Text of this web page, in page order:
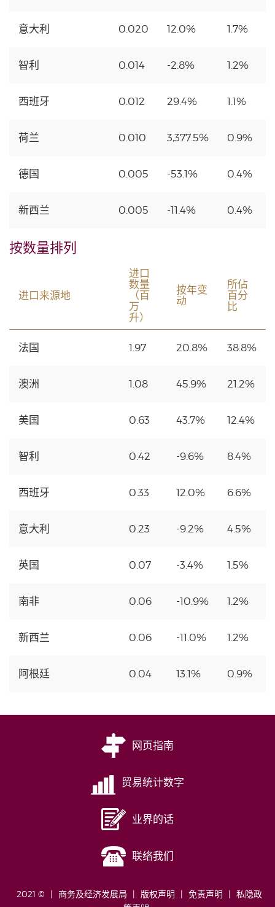
意大利 0.020 12.0% 1.7%
智利 0.014 -2.8% 1.2%
西班牙 0.012 29.4% 1.1%
荷兰 0.010 3,377.5% 0.9%
德国 0.005 -53.1% 0.4%
新西兰 0.005 -11.4% 0.4%
按数量排列
进口来源地
进口
数量
（百
万
升）
按年变
动
所佔
百分
比
法国 1.97 20.8% 38.8%
澳洲 1.08 45.9% 21.2%
美国 0.63 43.7% 12.4%
智利 0.42 -9.6% 8.4%
西班牙 0.33 12.0% 6.6%
意大利 0.23 -9.2% 4.5%
英国 0.07 -3.4% 1.5%
南非 0.06 -10.9% 1.2%
新西兰 0.06 -11.0% 1.2%
阿根廷 0.04 13.1% 0.9%
网页指南
贸易统计数字
业界的话
联络我们
2021 © 商务及经济发展局 版权声明 免责声明
私隐政